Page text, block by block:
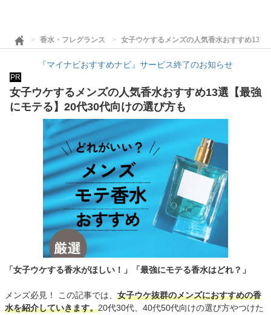
香水・フレグランス 女子ウケするメンズの人気香水おすすめ13
『マイナビおすすめナビ』サービス終了のお知らせ
PR
女子ウケするメンズの人気香水おすすめ13選【最強
にモテる】20代30代向けの選び方も
「女子ウケする香水がほしい！」「最強にモテる香水はどれ？」
メンズ必見！ この記事では、 女子ウケ抜群のメンズにおすすめの香
水を紹介していきます。20代30代、40代50代向けの選び方やつけた